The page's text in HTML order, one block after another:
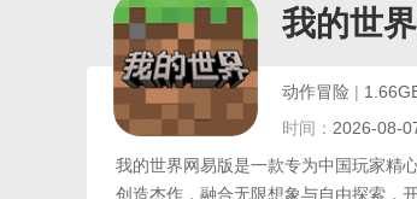
贡献着涵盖科技、魔法、冒险、农业、
实模拟等多元主题的高质量模组。
我的世
动作冒险 |
时间： 2026-08-
我的世界网易版是一款专为中国玩家精
创造杰作，融合无限想象与自由探索，